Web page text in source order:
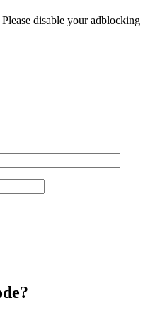
disable your adblocking